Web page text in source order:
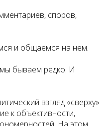
споров,
и общаемся на нем.
бываем редко. И
взгляд «сверху»
к объективности,